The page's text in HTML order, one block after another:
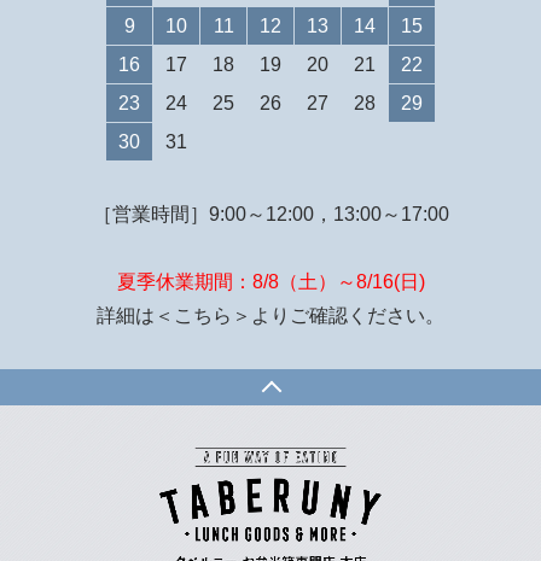
9
10 11 12 13 14
15
16
17 18 19 20 21
22
23
24 25 26 27 28
29
30
31
［営業時間］9:00～12:00，13:00～17:00
夏季休業期間：8/8（土）～8/16(日)
詳細は ＜こちら＞ よりご確認ください。